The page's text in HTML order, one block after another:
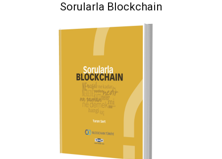
Sorularla Blockchain